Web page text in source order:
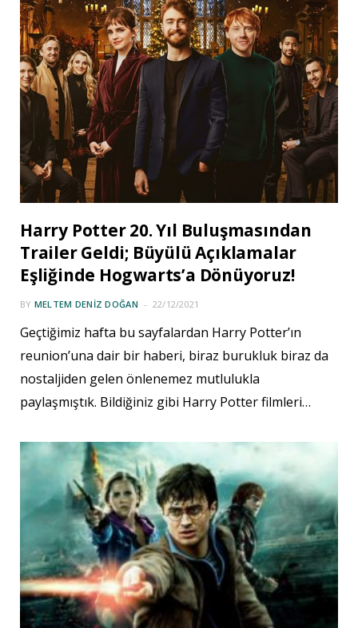
Harry Potter 20. Yıl Buluşmasından
Trailer Geldi; Büyülü Açıklamalar
Eşliğinde Hogwarts’a Dönüyoruz!
BY MELTEM DENIZ DOĞAN 22/12/2021
Geçtiğimiz hafta bu sayfalardan Harry Potter’ın
reunion’una dair bir haberi, biraz burukluk biraz da
nostaljiden gelen önlenemez mutlulukla
paylaşmıştık. Bildiğiniz gibi Harry Potter filmleri…